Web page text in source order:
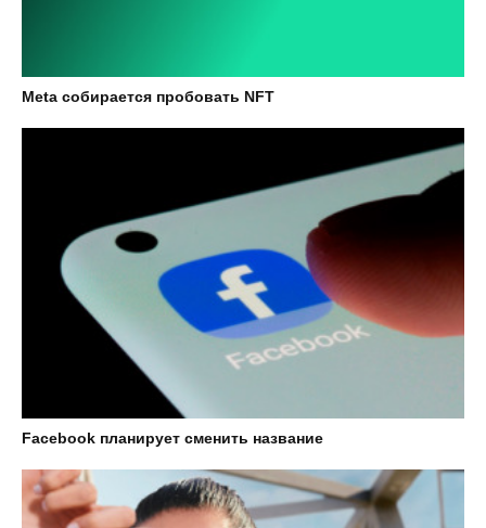
Meta собирается пробовать NFT
Facebook планирует сменить название